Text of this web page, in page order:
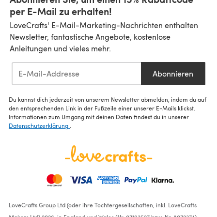
per E-Mail zu erhalten!
LoveCrafts' E-Mail-Marketing-Nachrichten enthalten
Newsletter, fantastische Angebote, kostenlose
Anleitungen und vieles mehr.
Abonnieren
Du kannst dich jederzeit von unserem Newsletter abmelden, indem du auf
den entsprechenden Link in der Fußzeile einer unserer E-Mails klickst.
Informationen zum Umgang mit deinen Daten findest du in unserer
Datenschutzerklärung .
LoveCrafts Group Ltd (oder ihre Tochtergesellschaften, inkl. LoveCrafts